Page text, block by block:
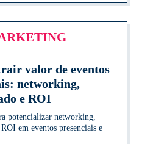
valor de eventos
networking,
e ROI
potencializar networking,
em eventos presenciais e